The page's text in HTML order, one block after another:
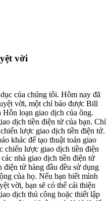
vời
của chúng tôi. Hôm nay đã
vời, một chỉ báo được Bill
loạn giao dịch của ông.
dịch tiền điện tử của bạn. Chỉ
lược giao dịch tiền điện tử.
khác để tạo thuật toán giao
chiến lược giao dịch tiền điện
nhà giao dịch tiền điện tử
điện tử hàng đầu đều sử dụng
của họ. Nếu bạn biết mình
vời, bạn sẽ có thể cải thiện
dịch thủ công hoặc thiết lập